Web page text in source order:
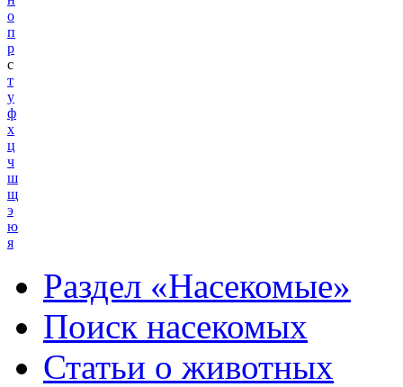
о
п
р
с
т
у
ф
х
ц
ч
ш
щ
э
ю
я
Раздел «Насекомые»
Поиск насекомых
Статьи о животных